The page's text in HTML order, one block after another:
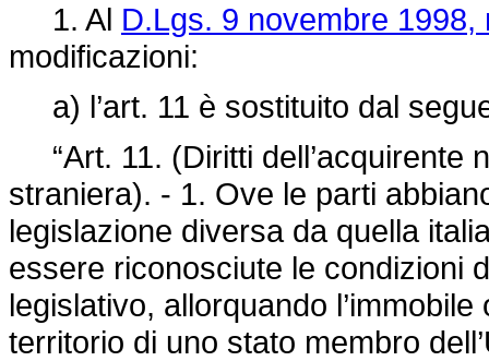
1. Al D.Lgs. 9 novembre 1998,
modificazioni:
a) l’art. 11 è sostituito dal
“Art. 11. (Diritti dell’acquirente
straniera). - 1. Ove le parti
legislazione diversa da quella
essere riconosciute le condizioni
legislativo, allorquando
territorio di uno stato membro